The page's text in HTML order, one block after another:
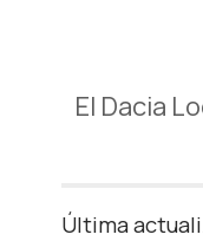
El Dacia
Última